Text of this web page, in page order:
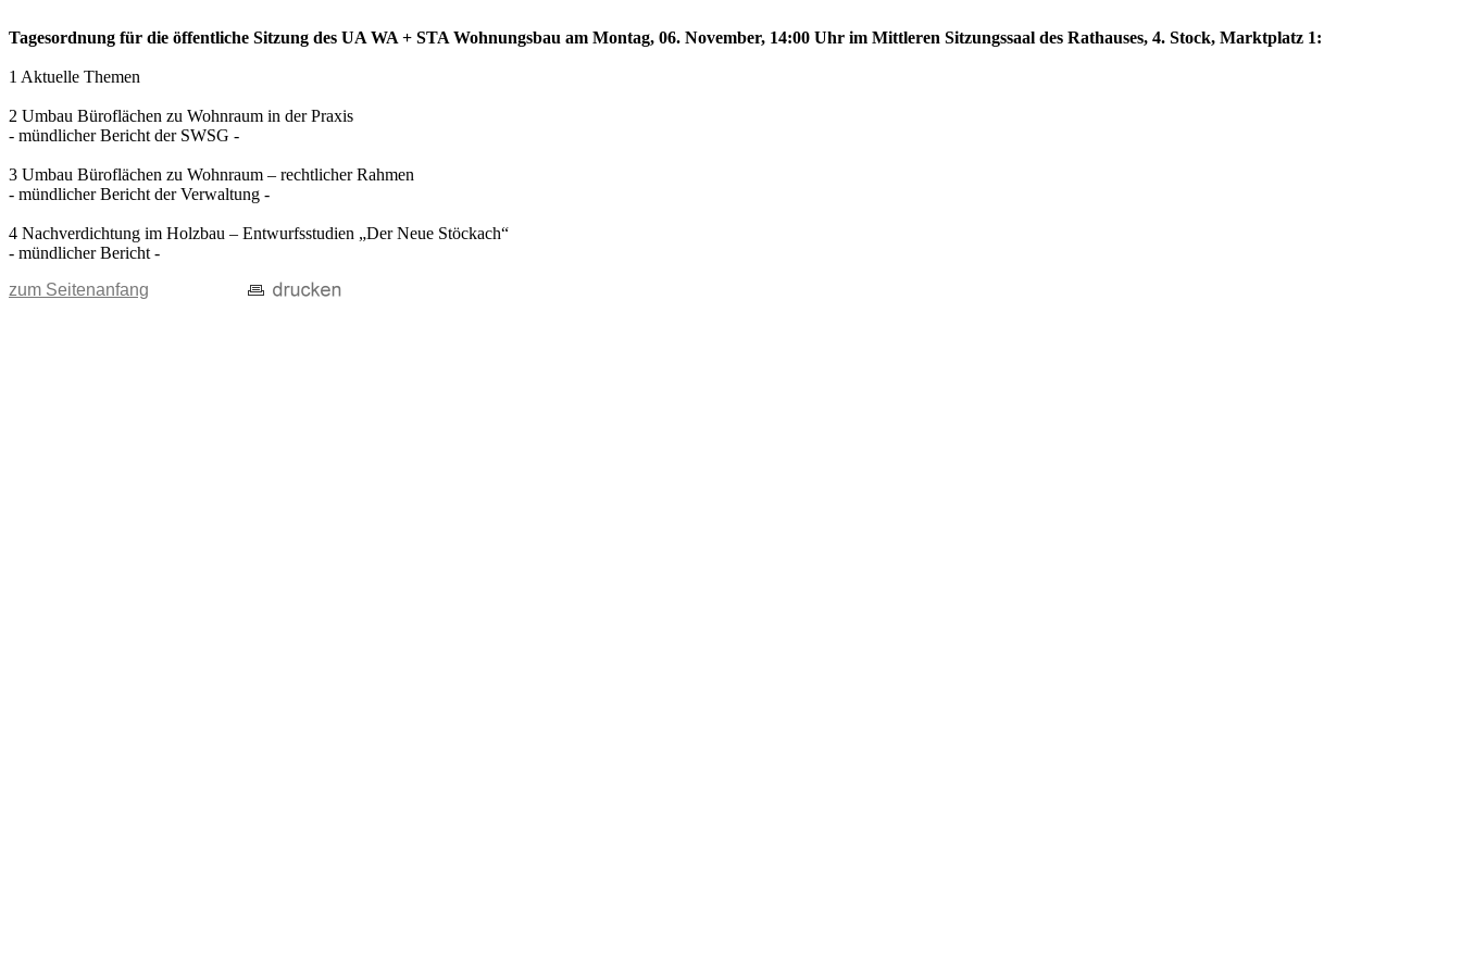
Tagesordnung für die öffentliche Sitzung des UA WA + STA Wohnungsbau am Montag, 06. November, 14:00 Uhr im Mittleren Sitzungssaal des Rathauses, 4. Stock, Marktplatz 1:
1 Aktuelle Themen
2 Umbau Büroflächen zu Wohnraum in der Praxis
- mündlicher Bericht der SWSG -
3 Umbau Büroflächen zu Wohnraum – rechtlicher Rahmen
- mündlicher Bericht der Verwaltung -
4 Nachverdichtung im Holzbau – Entwurfsstudien „Der Neue Stöckach“
- mündlicher Bericht -
zum Seitenanfang